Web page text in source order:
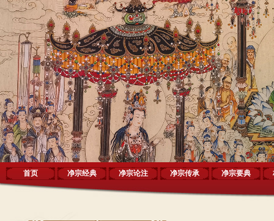
首页 净宗经典 净宗论注 净宗传承 净宗要典